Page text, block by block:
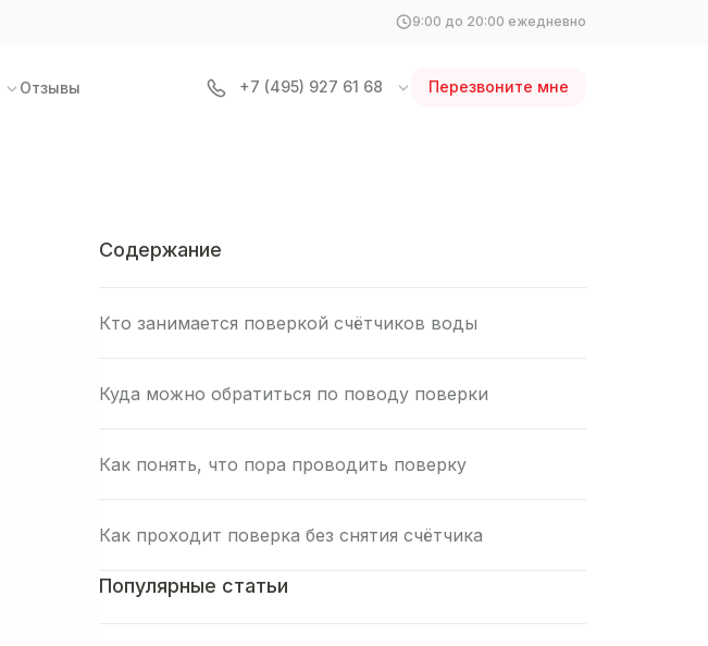
9:00 до 20:00 ежедневно
Отзывы +7 (495) 927 61 68 Перезвоните мне
Содержание
Кто занимается поверкой счётчиков воды
Куда можно обратиться по поводу поверки
Как понять, что пора проводить поверку
Как проходит поверка без снятия счётчика
Популярные статьи